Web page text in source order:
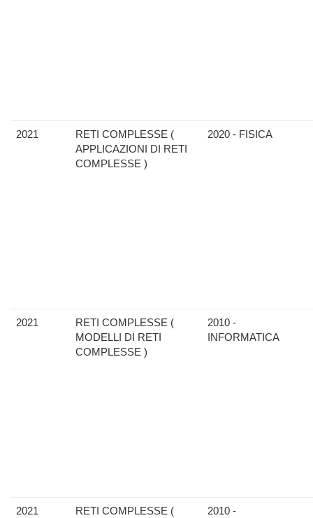
2021
RETI COMPLESSE (
APPLICAZIONI DI RETI
COMPLESSE )
2020 - FISICA
2021
RETI COMPLESSE (
MODELLI DI RETI
COMPLESSE )
2010 -
INFORMATICA
2021
RETI COMPLESSE (
2010 -